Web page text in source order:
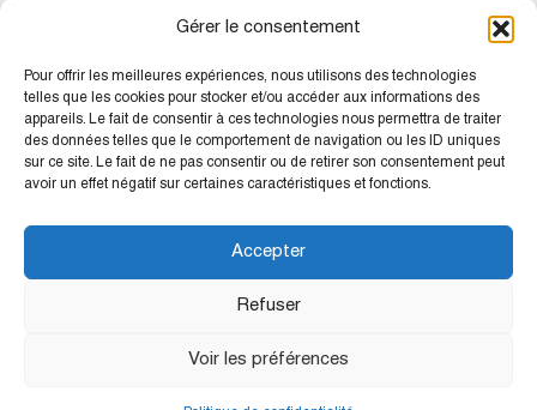
Gérer le consentement
Pour offrir les meilleures expériences, nous utilisons des technologies
telles que les cookies pour stocker et/ou accéder aux informations des
appareils. Le fait de consentir à ces technologies nous permettra de traiter
des données telles que le comportement de navigation ou les ID uniques
sur ce site. Le fait de ne pas consentir ou de retirer son consentement peut
avoir un effet négatif sur certaines caractéristiques et fonctions.
Accepter
Refuser
Voir les préférences
Suivez-nous ! Retrouvez nos dernières actualités
SIC NC Agence de la Place
CONTACT
Nouméa cedex